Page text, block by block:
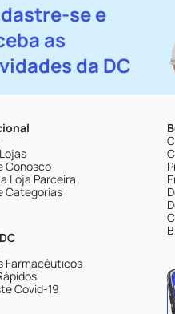
se e
as
da DC
Conosco
Loja Parceira
Categorias
Farmacêuticos
Covid-19